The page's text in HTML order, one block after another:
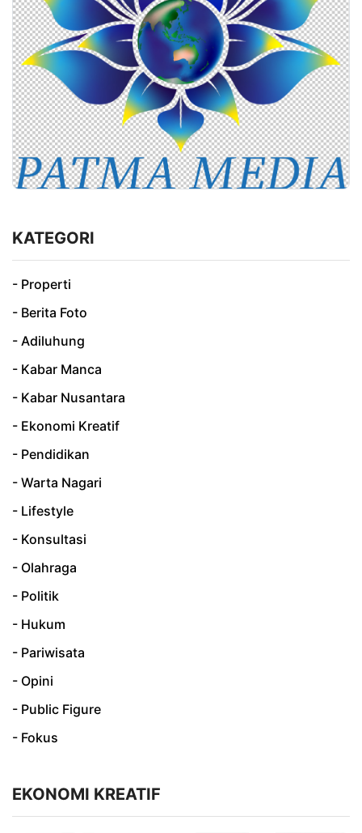
KATEGORI
- Properti
- Berita Foto
- Adiluhung
- Kabar Manca
- Kabar Nusantara
- Ekonomi Kreatif
- Pendidikan
- Warta Nagari
- Lifestyle
- Konsultasi
- Olahraga
- Politik
- Hukum
- Pariwisata
- Opini
- Public Figure
- Fokus
EKONOMI KREATIF